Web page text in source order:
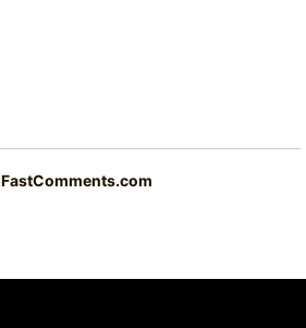
FastComments.com